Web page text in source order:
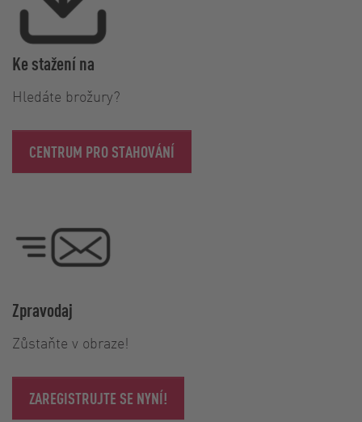
Ke stažení na
Hledáte brožury?
CENTRUM PRO STAHOVÁNÍ
Zpravodaj
Zůstaňte v obraze!
ZAREGISTRUJTE SE NYNÍ!